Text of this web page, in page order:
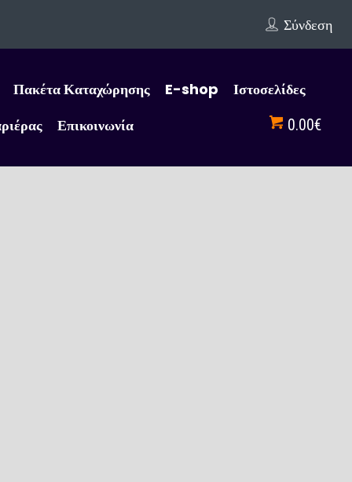
Σύνδεση
Πακέτα Καταχώρησης E-shop
Ιστοσελίδες
Επικοινωνία 0.00€